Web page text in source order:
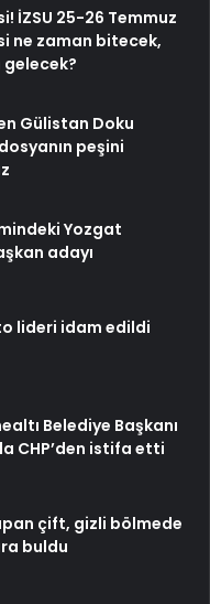
İZSU 25-26 Temmuz
ne zaman bitecek,
Gülistan Doku
peşini
Yozgat
adayı
lideri idam edildi
Belediye Başkanı
CHP’den istifa etti
çift, gizli bölmede
buldu